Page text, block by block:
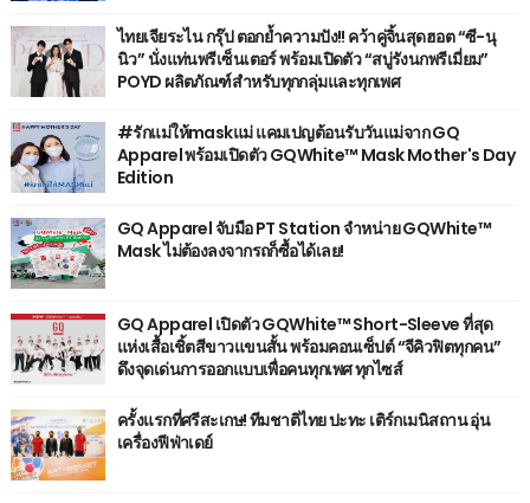
ไทยเจียระไน กรุ๊ป ตอกย้ำความปัง!! คว้าคู่จิ้นสุดฮอต “ซี-นุ
นิว” นั่งแท่นพรีเซ็นเตอร์ พร้อมเปิดตัว “สบู่รังนกพรีเมี่ยม”
POYD ผลิตภัณฑ์สำหรับทุกกลุ่มและทุกเพศ
#รักแม่ให้maskแม่ แคมเปญต้อนรับวันแม่จาก GQ
Apparel พร้อมเปิดตัว GQWhite™ Mask Mother's Day
Edition
GQ Apparel จับมือ PT Station จำหน่าย GQWhite™
Mask ไม่ต้องลงจากรถก็ซื้อได้เลย!
GQ Apparel เปิดตัว GQWhite™ Short-Sleeve ที่สุด
แห่งเสื้อเชิ้ตสีขาวแขนสั้น พร้อมคอนเซ็ปต์ “จีคิวฟิตทุกคน”
ดึงจุดเด่นการออกแบบเพื่อคนทุกเพศ ทุกไซส์
ครั้งแรกที่ศรีสะเกษ! ทีมชาติไทย ปะทะ เติร์กเมนิสถาน อุ่น
เครื่องฟีฟ่าเดย์